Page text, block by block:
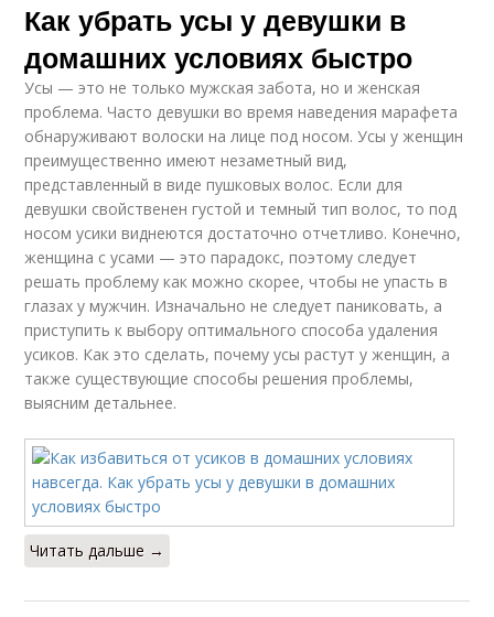
Как убрать усы у девушки в
домашних условиях быстро
Усы — это не только мужская забота, но и женская
проблема. Часто девушки во время наведения марафета
обнаруживают волоски на лице под носом. Усы у женщин
преимущественно имеют незаметный вид,
представленный в виде пушковых волос. Если для
девушки свойственен густой и темный тип волос, то под
носом усики виднеются достаточно отчетливо. Конечно,
женщина с усами — это парадокс, поэтому следует
решать проблему как можно скорее, чтобы не упасть в
глазах у мужчин. Изначально не следует паниковать, а
приступить к выбору оптимального способа удаления
усиков. Как это сделать, почему усы растут у женщин, а
также существующие способы решения проблемы,
выясним детальнее.
Читать дальше →